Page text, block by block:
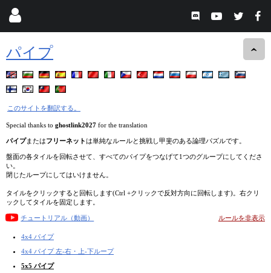
パイプ
このサイトを翻訳する。
Special thanks to ghostlink2027 for the translation
パイプまたはフリーネットは単純なルールと挑戦し甲斐のある論理パズルです。
盤面の各タイルを回転させて、すべてのパイプをつなげて1つのグループにしてくださ
い。
閉じたループにしてはいけません。
タイルをクリックすると回転します(Ctrl +クリックで反対方向に回転します)。右クリ
ックしてタイルを固定します。
チュートリアル（動画） ルールを非表示
4x4 パイプ
4x4 パイプ 左-右・上-下ループ
5x5 パイプ